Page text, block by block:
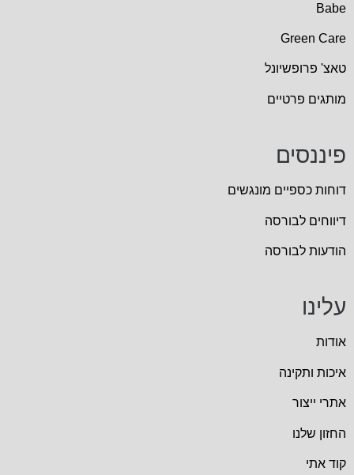
עלינו
אודות
איכות ותקינה
אתרי ייצור
החזון שלנו
קוד אתי
פיננסים
דוחות כספיים מונגשים
דיווחים לבורסה
הודעות לבורסה
Babe
Green Care
טאצ' פרופשיונל
מותגים פרטיים